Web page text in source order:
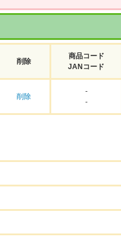
削除
商品コード
JANコード
削除
-
-